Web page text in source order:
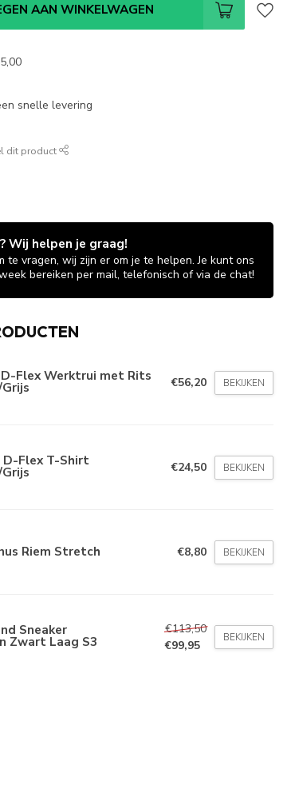
AAN WINKELWAGEN
snelle levering
dit product
Wij helpen je graag!
te vragen, wij zijn er om je te helpen. Je kunt ons
bereiken per mail, telefonisch of via de chat!
D-Flex Werktrui met Rits €56,20 BEKIJKEN
D-Flex T-Shirt €24,50 BEKIJKEN
Riem Stretch €8,80 BEKIJKEN
Sneaker
Zwart Laag S3
€113,50
€99,95
BEKIJKEN